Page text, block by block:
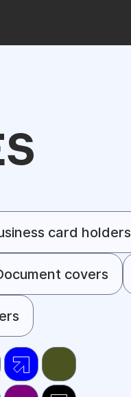
card holders
covers